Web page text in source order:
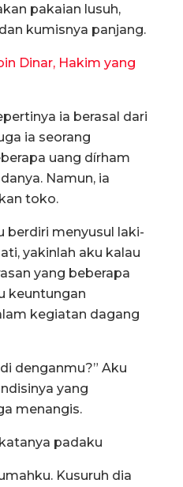
pakaian lusuh,
kumisnya panjang.
Dinar, Hakim yang
ia berasal dari
ia seorang
uang dírham
Namun, ia
toko.
berdiri menyusul laki-
yakinlah aku kalau
yang beberapa
keuntungan
kegiatan dagang
denganmu?” Aku
yang
menangis.
padaku
Kusuruh dia